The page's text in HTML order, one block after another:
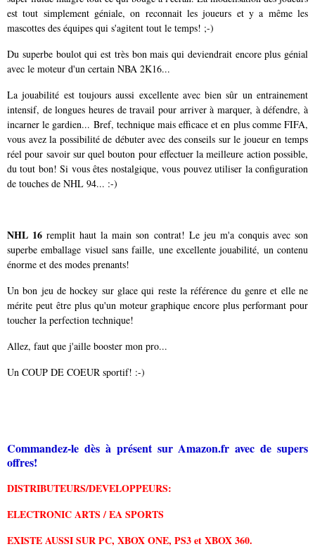
est tout simplement géniale, on reconnait les joueurs et y a même les
mascottes des équipes qui s'agitent tout le temps! ;-)
Du superbe boulot qui est très bon mais qui deviendrait encore plus génial
avec le moteur d'un certain NBA 2K16...
La jouabilité est toujours aussi excellente avec bien sûr un entrainement
intensif, de longues heures de travail pour arriver à marquer, à défendre, à
incarner le gardien... Bref, technique mais efficace et en plus comme FIFA,
vous avez la possibilité de débuter avec des conseils sur le joueur en temps
réel pour savoir sur quel bouton pour effectuer la meilleure action possible,
du tout bon! Si vous êtes nostalgique, vous pouvez utiliser la configuration
de touches de NHL 94... :-)
NHL 16 remplit haut la main son contrat! Le jeu m'a conquis avec son
superbe emballage visuel sans faille, une excellente jouabilité, un contenu
énorme et des modes prenants!
Un bon jeu de hockey sur glace qui reste la référence du genre et elle ne
mérite peut être plus qu'un moteur graphique encore plus performant pour
toucher la perfection technique!
Allez, faut que j'aille booster mon pro...
Un COUP DE COEUR sportif! :-)
Commandez-le dès à présent sur Amazon.fr avec de supers
offres!
DISTRIBUTEURS/DEVELOPPEURS:
ELECTRONIC ARTS / EA SPORTS
EXISTE AUSSI SUR PC, XBOX ONE, PS3 et XBOX 360.